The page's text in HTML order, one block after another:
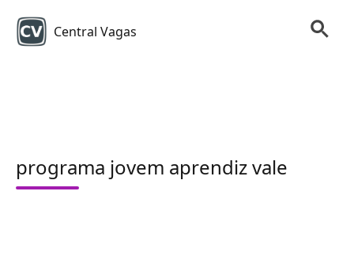
Central Vagas
programa jovem aprendiz vale